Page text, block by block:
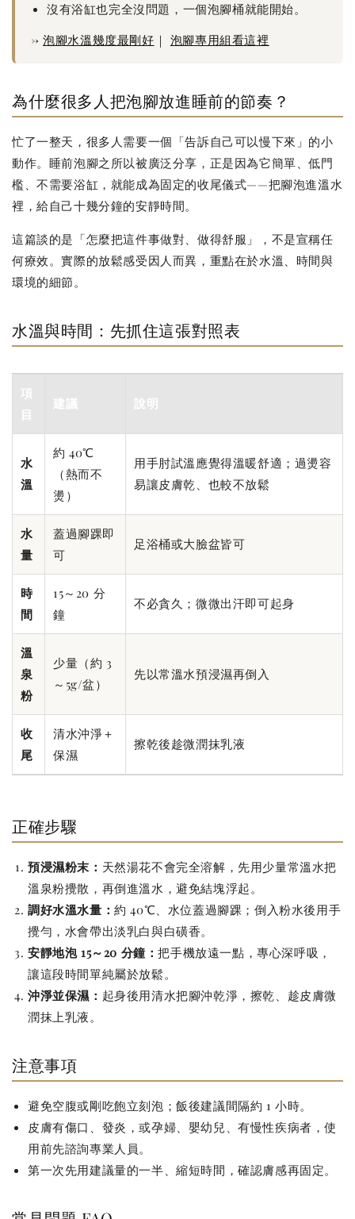
沒有浴缸也完全沒問題，一個泡腳桶就能開始。
→泡腳水溫幾度最剛好 ｜ 泡腳專用組看這裡
為什麼很多人把泡腳放進睡前的節奏？
忙了一整天，很多人需要一個「告訴自己可以慢下來」的小
動作。睡前泡腳之所以被廣泛分享，正是因為它簡單、低門
檻、不需要浴缸，就能成為固定的收尾儀式——把腳泡進溫水
裡，給自己十幾分鐘的安靜時間。
這篇談的是「怎麼把這件事做對、做得舒服」，不是宣稱任
何療效。實際的放鬆感受因人而異，重點在於水溫、時間與
環境的細節。
水溫與時間：先抓住這張對照表
項
目
建議 說明
水
溫
約 40℃
（熱而不
燙）
用手肘試溫應覺得溫暖舒適；過燙容
易讓皮膚乾、也較不放鬆
水
量
蓋過腳踝即
可
足浴桶或大臉盆皆可
時
間
15～20 分
鐘
不必貪久；微微出汗即可起身
溫
泉
粉
少量（約 3
～5g/盆）
先以常溫水預浸濕再倒入
收
尾
清水沖淨＋
保濕
擦乾後趁微潤抹乳液
正確步驟
預浸濕粉末： 天然湯花不會完全溶解，先用少量常溫水把
溫泉粉攪散，再倒進溫水，避免結塊浮起。
調好水溫水量：約 40℃、水位蓋過腳踝；倒入粉水後用手
攪勻，水會帶出淡乳白與白磺香。
安靜地泡 15～20 分鐘：把手機放遠一點，專心深呼吸，
讓這段時間單純屬於放鬆。
沖淨並保濕： 起身後用清水把腳沖乾淨，擦乾、趁皮膚微
潤抹上乳液。
注意事項
避免空腹或剛吃飽立刻泡；飯後建議間隔約 1 小時。
皮膚有傷口、發炎，或孕婦、嬰幼兒、有慢性疾病者，使
用前先諮詢專業人員。
第一次先用建議量的一半、縮短時間，確認膚感再固定。